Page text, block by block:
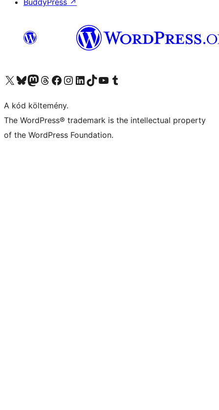
Visit our X (formerly Twitter) account
Visit our Bluesky account
Twitter csatornánk
Visit our Threads account
Facebook oldalunk megtekintése
Visit our Instagram account
Visit our LinkedIn account
Visit our TikTok account
Visit our YouTube channel
Visit our Tumblr account
A kód költemény.
The WordPress® trademark is the intellectual property
of the WordPress Foundation.